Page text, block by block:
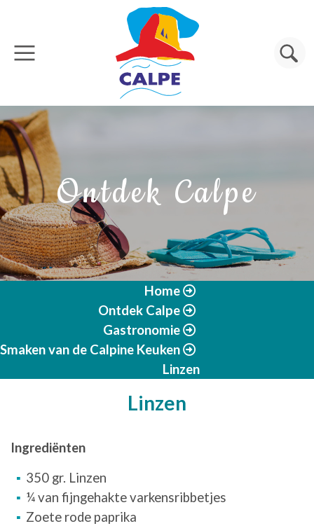
Overslaan en naar de inhoud gaan
Zoeken
Ontdek Calpe
Home
Ontdek Calpe
Gastronomie
Smaken van de Calpine Keuken
Linzen
Linzen
Ingrediënten
350 gr. Linzen
¼ van fijngehakte varkensribbetjes
Zoete rode paprika